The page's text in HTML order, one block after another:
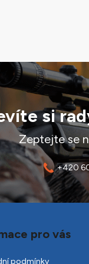
si
Zeptejte se
+420
pro vás
podmínky